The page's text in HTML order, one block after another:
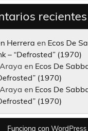
recientes
Herrera en Ecos De
– “Defrosted” (1970)
en Ecos De
(1970)
en Ecos De
(1970)
Funciona con WordPress